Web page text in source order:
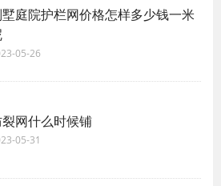
墅庭院护栏网价格怎样多少钱一米
05-26
裂网什么时候铺
05-31